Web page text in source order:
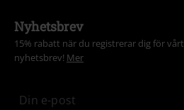
Nyhetsbrev
15% rabatt när du registrerar dig för vårt
nyhetsbrev! Mer